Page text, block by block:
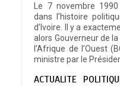
Le 7 novembre
dans l’histoire
d’Ivoire. Il y a
alors Gouverneur de
l’Afrique de l’Ouest
ministre par le
ACTUALITE